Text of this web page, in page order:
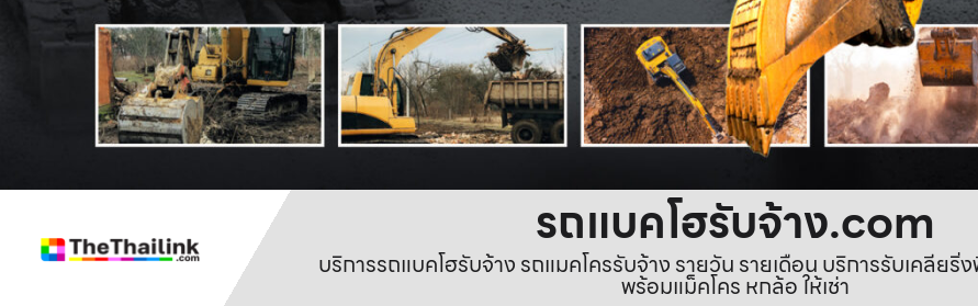
รถแบคโฮรับจ้าง.com
บริการรถแบคโฮรับจ้าง รถแมคโครรับจ้าง รายวัน รายเดือน บริการรับเคลีย
พร้อมแม็คโคร หกล้อ ให้เช่า